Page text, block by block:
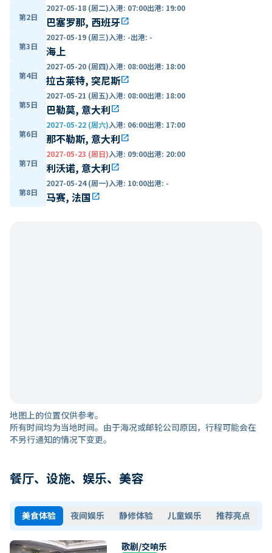
第2日
2027-05-18 (周二)入港: 07:00出港: 19:00
巴塞罗那, 西班牙open_in_new
第3日
2027-05-19 (周三)入港: -出港: -
海上
第4日
2027-05-20 (周四)入港: 08:00出港: 18:00
拉古莱特, 突尼斯open_in_new
第5日
2027-05-21 (周五)入港: 08:00出港: 18:00
巴勒莫, 意大利open_in_new
第6日
2027-05-22 (周六)入港: 06:00出港: 17:00
那不勒斯, 意大利open_in_new
第7日
2027-05-23 (周日)入港: 09:00出港: 20:00
利沃诺, 意大利open_in_new
第8日
2027-05-24 (周一)入港: 10:00出港: -
马赛, 法国open_in_new
地图上的位置仅供参考。
所有时间均为当地时间。由于海况或邮轮公司原因，行程可能会在
不另行通知的情况下变更。
餐厅、设施、娱乐、美容
美食体验 夜间娱乐 静修体验 儿童娱乐 推荐亮点
歌剧/交响乐